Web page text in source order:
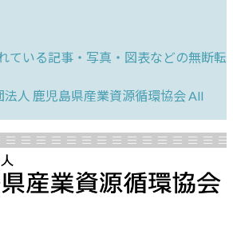
ている記事・写真・図表などの無断転
人 鹿児島県産業資源循環協会 All